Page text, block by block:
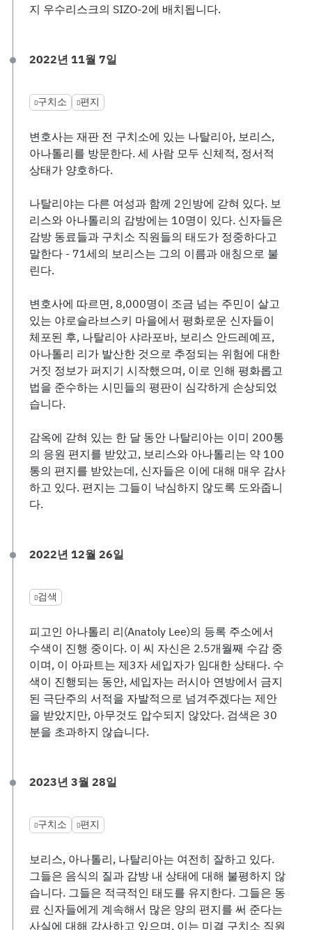
지 우수리스크의 SIZO-2에 배치됩니다.
2022년 11월 7일
구치소 편지
변호사는 재판 전 구치소에 있는 나탈리아, 보리스,
아나톨리를 방문한다. 세 사람 모두 신체적, 정서적
상태가 양호하다.
나탈리야는 다른 여성과 함께 2인방에 갇혀 있다. 보
리스와 아나톨리의 감방에는 10명이 있다. 신자들은
감방 동료들과 구치소 직원들의 태도가 정중하다고
말한다 - 71세의 보리스는 그의 이름과 애칭으로 불
린다.
변호사에 따르면, 8,000명이 조금 넘는 주민이 살고
있는 야로슬라브스키 마을에서 평화로운 신자들이
체포된 후, 나탈리아 샤라포바, 보리스 안드레예프,
아나톨리 리가 발산한 것으로 추정되는 위험에 대한
거짓 정보가 퍼지기 시작했으며, 이로 인해 평화롭고
법을 준수하는 시민들의 평판이 심각하게 손상되었
습니다.
감옥에 갇혀 있는 한 달 동안 나탈리아는 이미 200통
의 응원 편지를 받았고, 보리스와 아나톨리는 약 100
통의 편지를 받았는데, 신자들은 이에 대해 매우 감사
하고 있다. 편지는 그들이 낙심하지 않도록 도와줍니
다.
2022년 12월 26일
검색
피고인 아나톨리 리(Anatoly Lee)의 등록 주소에서
수색이 진행 중이다. 이 씨 자신은 2.5개월째 수감 중
이며, 이 아파트는 제3자 세입자가 임대한 상태다. 수
색이 진행되는 동안, 세입자는 러시아 연방에서 금지
된 극단주의 서적을 자발적으로 넘겨주겠다는 제안
을 받았지만, 아무것도 압수되지 않았다. 검색은 30
분을 초과하지 않습니다.
2023년 3월 28일
구치소 편지
보리스, 아나톨리, 나탈리아는 여전히 잘하고 있다.
그들은 음식의 질과 감방 내 상태에 대해 불평하지 않
습니다. 그들은 적극적인 태도를 유지한다. 그들은 동
료 신자들에게 계속해서 많은 양의 편지를 써 준다는
사실에 대해 감사하고 있으며, 이는 미결 구치소 직원